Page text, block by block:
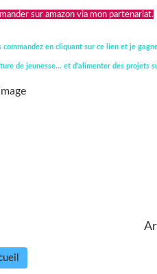
sur amazon via mon partenariat.
en cliquant sur ce lien et je
de jeunesse... et d'alimenter des projets